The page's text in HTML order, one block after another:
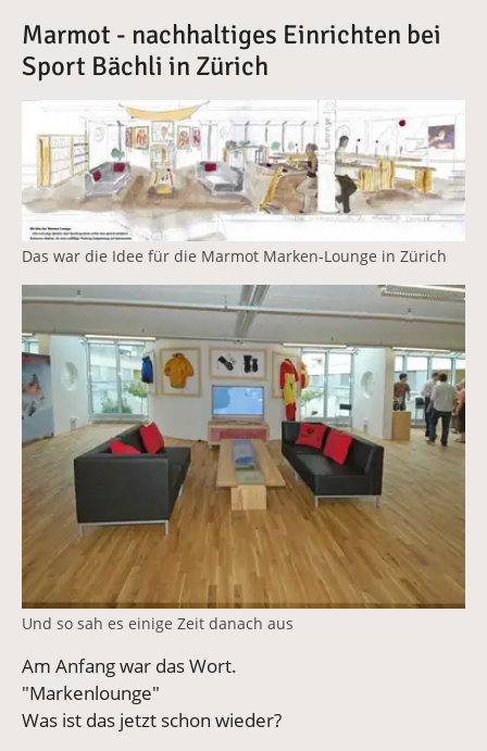
Marmot - nachhaltiges Einrichten bei
Sport Bächli in Zürich
Vergrößerte Version anzeigen
Das war die Idee für die Marmot Marken-Lounge in Zürich
Vergrößerte Version anzeigen
Und so sah es einige Zeit danach aus
Am Anfang war das Wort.
"Markenlounge"
Was ist das jetzt schon wieder?